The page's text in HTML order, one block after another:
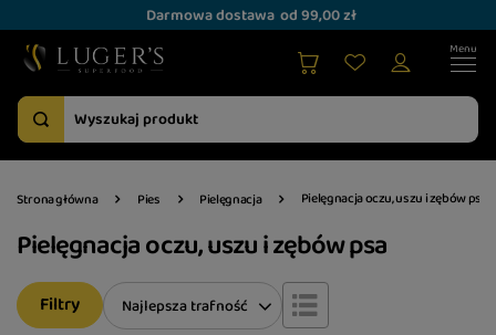
Darmowa dostawa od 99,00 zł
Strona główna Pies Pielęgnacja Pielęgnacja oczu, uszu i zębów psa
Pielęgnacja oczu, uszu i zębów psa
Zmień sortowanie
Najlepsza trafność
Filtry